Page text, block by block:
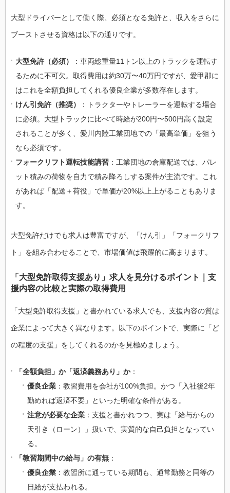
大型ドライバーとして働く際、必須となる免許と、収入をさらに
ブーストさせる資格は以下の通りです。
大型免許（必須）
：車両総重量11トン以上のトラックを運転す
るために不可欠。取得費用は約30万〜40万円ですが、愛甲郡に
はこれを全額負担してくれる優良企業が多数存在します。
けん引免許（推奨）
：トラクターやトレーラーを運転する場合
に必須。大型トラックに比べて時給が200円〜500円高く設定
されることが多く、愛川内陸工業団地での「最高単価」を狙う
なら必須です。
フォークリフト運転技能講習 ：工業団地の倉庫配送では、パレ
ット積みの荷物を自力で積み降ろしする案件が主流です。これ
があれば「配送＋荷役」で単価が20%以上上がることもありま
す。
大型免許だけでも求人は豊富ですが、「けん引」「フォークリフ
ト」を組み合わせることで、市場価値は飛躍的に高まります。
「大型免許取得支援あり」求人を見分けるポイント｜支
援内容の比較と実際の取得費用
「大型免許取得支援」と書かれている求人でも、支援内容の質は
企業によって大きく異なります。以下のポイントで、実際に「ど
の程度の支援」をしてくれるのかを見極めましょう。
「全額負担」か「返済義務あり」か：
優良企業 ：教習費用を会社が100%負担。かつ「入社後2年
勤めれば返済不要」といった明確な条件がある。
注意が必要な企業 ：支援と書かれつつ、実は「給与からの
天引き（ローン）」扱いで、実質的な自己負担となってい
る。
「教習期間中の給与」の有無 ：
優良企業 ：教習所に通っている期間も、通常勤務と同等の
日給が支払われる。